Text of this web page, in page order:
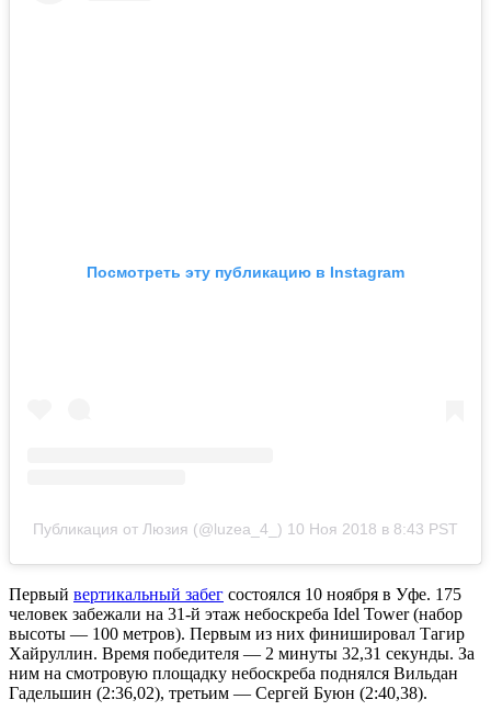
Посмотреть эту публикацию в Instagram
Публикация от Люзия (@luzea_4_) 10 Ноя 2018 в 8:43 PST
Первый вертикальный забег состоялся 10 ноября в Уфе. 175
человек забежали на 31-й этаж небоскреба Idel Tower (набор
высоты — 100 метров). Первым из них финишировал Тагир
Хайруллин. Время победителя — 2 минуты 32,31 секунды. За
ним на смотровую площадку небоскреба поднялся Вильдан
Гадельшин (2:36,02), третьим — Сергей Буюн (2:40,38).